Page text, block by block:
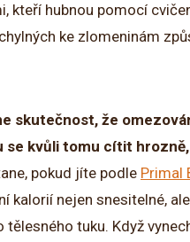
kteří hubnou pomocí
ke zlomeninám
skutečnost, že
se kvůli tomu cítit
pokud jíte podle Primal
kalorií nejen snesitelné,
tělesného tuku. Když